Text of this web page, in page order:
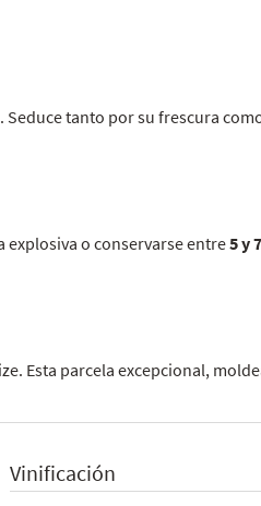
tanto por su frescura
o conservarse entre5 y
Esta parcela excepcional,
Vinificación